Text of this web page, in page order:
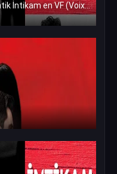
Les Amants Destines – Ask Mantik İntikam en VF (Voix Francaise)